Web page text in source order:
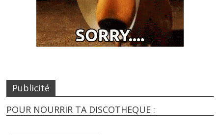
Publicité
POUR NOURRIR TA DISCOTHEQUE :